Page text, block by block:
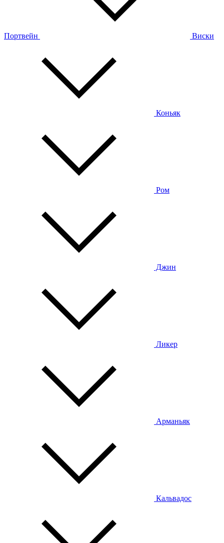
Портвейн Виски
Коньяк
Ром
Джин
Ликер
Арманьяк
Кальвадос